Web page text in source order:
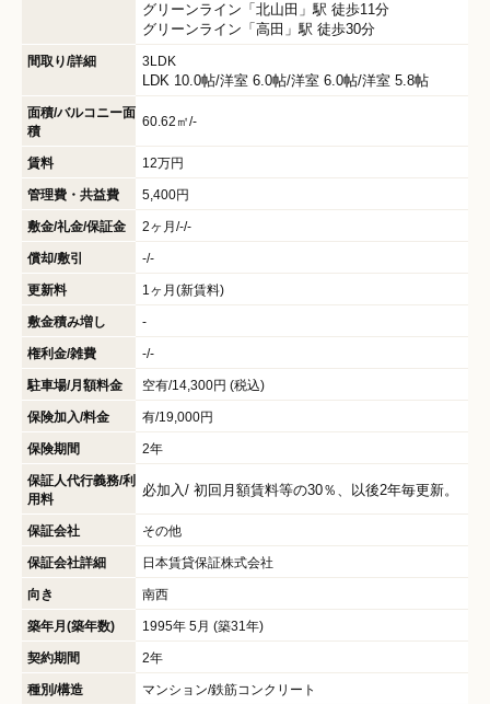
グリーンライン 「北山田 」駅 徒歩11分
グリーンライン 「高田 」駅 徒歩30分
間取り/詳細 3LDK
LDK 10.0帖/洋室 6.0帖/洋室 6.0帖/洋室 5.8帖
面積/バルコニー面
積
60.62㎡/-
賃料 12万円
管理費・共益費 5,400円
敷金/礼金/保証金 2ヶ月/-/-
償却/敷引 -/-
更新料 1ヶ月(新賃料)
敷金積み増し -
権利金/雑費 -/-
駐車場/月額料金 空有/14,300円 (税込)
保険加入/料金 有/19,000円
保険期間 2年
保証人代行義務/利
用料
必加入/ 初回月額賃料等の30％、以後2年毎更新。
保証会社 その他
保証会社詳細 日本賃貸保証株式会社
向き 南西
築年月(築年数) 1995年 5月 (築31年)
契約期間 2年
種別/構造 マンション/鉄筋コンクリート